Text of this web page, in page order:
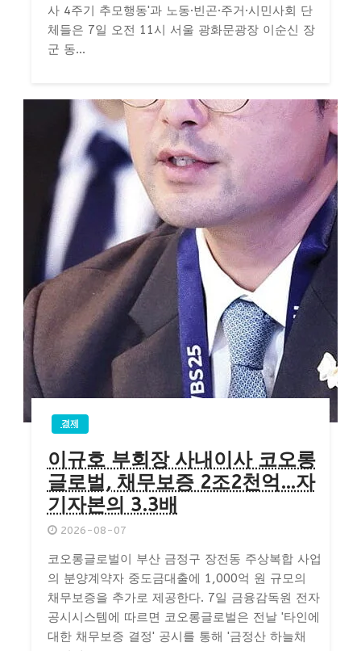
사 4주기 추모행동'과 노동·빈곤·주거·시민사회 단
체들은 7일 오전 11시 서울 광화문광장 이순신 장
군 동...
경제
이규호 부회장 사내이사 코오롱
글로벌, 채무보증 2조2천억…자
기자본의 3.3배
2026-08-07
코오롱글로벌이 부산 금정구 장전동 주상복합 사업
의 분양계약자 중도금대출에 1,000억 원 규모의
채무보증을 추가로 제공한다. 7일 금융감독원 전자
공시시스템에 따르면 코오롱글로벌은 전날 '타인에
대한 채무보증 결정' 공시를 통해 '금정산 하늘채